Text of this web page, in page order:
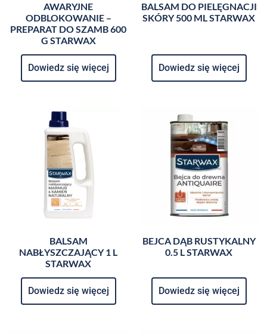
AWARYJNE
ODBLOKOWANIE –
PREPARAT DO SZAMB 600
G STARWAX
Dowiedz się więcej
BALSAM DO PIELĘGNACJI
SKÓRY 500 ML STARWAX
Dowiedz się więcej
BALSAM
NABŁYSZCZAJĄCY 1 L
STARWAX
Dowiedz się więcej
BEJCA DĄB RUSTYKALNY
0.5 L STARWAX
Dowiedz się więcej